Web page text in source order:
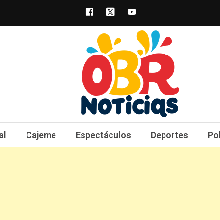
obrnoticias.com
obr noticias noticias, entretenimiento y
Cajeme Espectáculos Deportes